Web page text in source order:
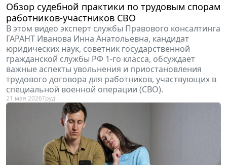
Обзор судебной практики по трудовым спорам
работников-участников СВО
В этом видео эксперт службы Правового консалтинга
ГАРАНТ Иванова Инна Анатольевна, кандидат
юридических наук, советник государственной
гражданской службы РФ 1-го класса, обсуждает
важные аспекты увольнения и приостановления
трудового договора для работников, участвующих в
специальной военной операции (СВО).
21 мая 2026Труд